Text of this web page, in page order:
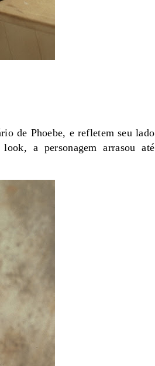
de Phoebe, e refletem seu lado
a personagem arrasou até